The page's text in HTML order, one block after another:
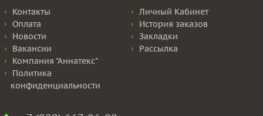
Контакты
Оплата
Новости
Вакансии
Компания "Аннатекс"
Политика
конфиденциальности
Личный Кабинет
История заказов
Закладки
Рассылка